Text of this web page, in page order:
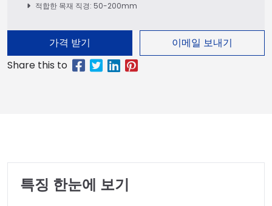
적합한 목재 직경: 50-200mm
가격 받기 이메일 보내기
특징 한눈에 보기